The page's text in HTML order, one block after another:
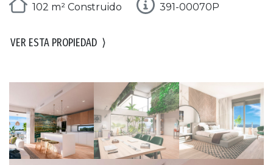
102 m² Construido
391-00070P
VER ESTA PROPIEDAD ⟩